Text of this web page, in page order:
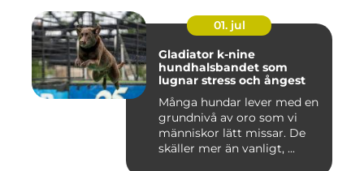
01. jul
Gladiator k-nine
hundhalsbandet som
lugnar stress och ångest
Många hundar lever med en
grundnivå av oro som vi
människor lätt missar. De
skäller mer än vanligt, ...